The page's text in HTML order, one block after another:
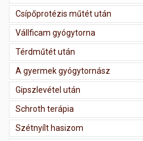
Csípőprotézis műtét után
Vállficam gyógytorna
Térdműtét után
A gyermek gyógytornász
Gipszlevétel után
Schroth terápia
Szétnyílt hasizom